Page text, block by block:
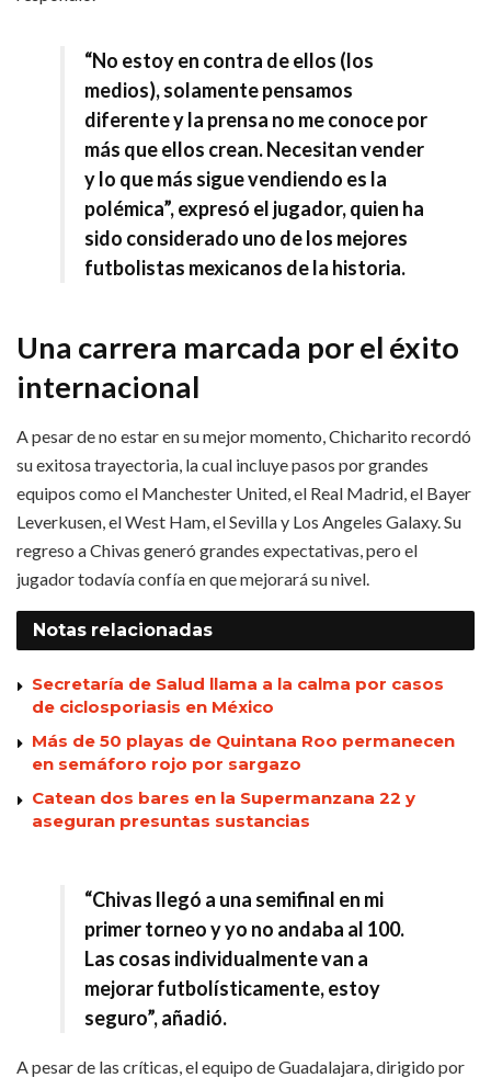
“No estoy en contra de ellos (los
medios), solamente pensamos
diferente y la prensa no me conoce por
más que ellos crean. Necesitan vender
y lo que más sigue vendiendo es la
polémica”, expresó el jugador, quien ha
sido considerado uno de los mejores
futbolistas mexicanos de la historia.
Una carrera marcada por el éxito
internacional
A pesar de no estar en su mejor momento, Chicharito recordó
su exitosa trayectoria, la cual incluye pasos por grandes
equipos como el Manchester United, el Real Madrid, el Bayer
Leverkusen, el West Ham, el Sevilla y Los Angeles Galaxy. Su
regreso a Chivas generó grandes expectativas, pero el
jugador todavía confía en que mejorará su nivel.
Notas relacionadas
Secretaría de Salud llama a la calma por casos
de ciclosporiasis en México
Más de 50 playas de Quintana Roo permanecen
en semáforo rojo por sargazo
Catean dos bares en la Supermanzana 22 y
aseguran presuntas sustancias
“Chivas llegó a una semifinal en mi
primer torneo y yo no andaba al 100.
Las cosas individualmente van a
mejorar futbolísticamente, estoy
seguro”, añadió.
A pesar de las críticas, el equipo de Guadalajara, dirigido por